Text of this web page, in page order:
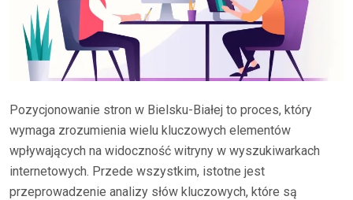
Pozycjonowanie stron w Bielsku-Białej to proces, który
wymaga zrozumienia wielu kluczowych elementów
wpływających na widoczność witryny w wyszukiwarkach
internetowych. Przede wszystkim, istotne jest
przeprowadzenie analizy słów kluczowych, które są